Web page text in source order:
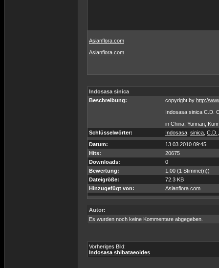
Asianflora.com
Asianflora.com
Indosasa sinica
Beschreibung:
copyright by http://
Indosasa sinica C.D.
in China, Yunnan,
Schlüsselwörter:
Indosasa sinica C.D.
Datum:
13.03.2010 09:45
Hits:
20675
Downloads:
0
Bewertung:
1.00 (1 Stimme(n))
Dateigröße:
72.3 KB
Hinzugefügt von:
Asianflora.com
Autor:
Es wurden noch keine Kommentare abgegeben.
Vorheriges Bild:
Indosasa shibataeoides